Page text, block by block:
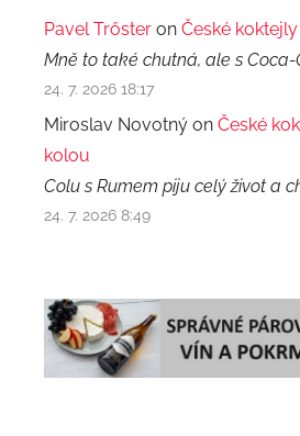
Pavel Trőster on České
Mně to také chutná, ale s Coca-
24. 7. 2026 18:17
Miroslav Novotný on České
kolou
Colu s Rumem piju celý život a
24. 7. 2026 8:49